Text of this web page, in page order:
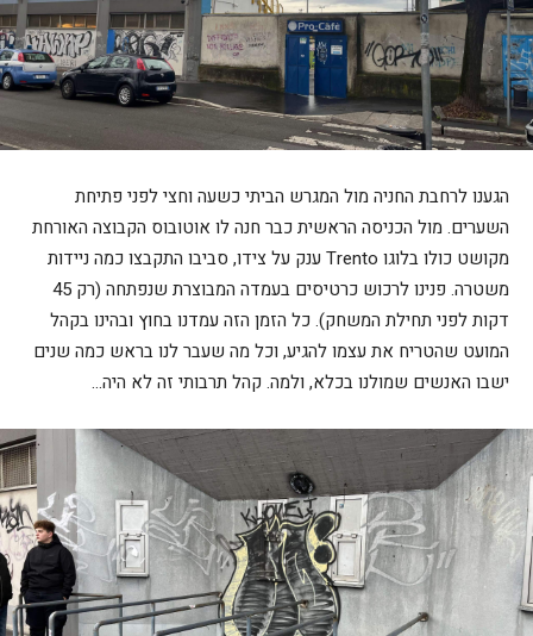
הגענו לרחבת החניה מול המגרש הביתי כשעה וחצי לפני פתיחת
השערים. מול הכניסה הראשית כבר חנה לו אוטובוס הקבוצה האורחת
מקושט כולו בלוגו Trento ענק על צידו, סביבו התקבצו כמה ניידות
משטרה. פנינו לרכוש כרטיסים בעמדה המבוצרת שנפתחה (רק 45
דקות לפני תחילת המשחק). כל הזמן הזה עמדנו בחוץ ובהינו בקהל
המועט שהטריח את עצמו להגיע, וכל מה שעבר לנו בראש כמה שנים
ישבו האנשים שמולנו בכלא, ולמה. קהל תרבותי זה לא היה…